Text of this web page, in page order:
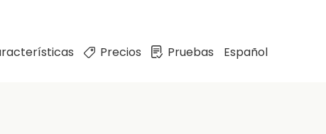
Precios Pruebas Español